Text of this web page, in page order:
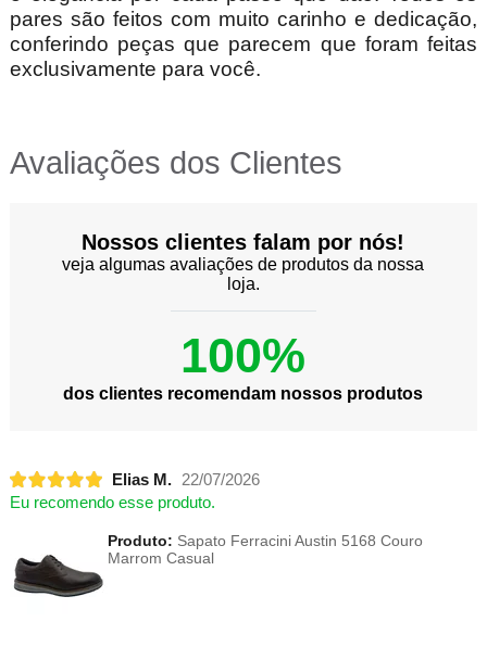
pares são feitos com muito carinho e dedicação,
conferindo peças que parecem que foram feitas
exclusivamente para você.
Avaliações dos Clientes
Nossos clientes falam por nós!
veja algumas avaliações de produtos da nossa
loja.
100%
dos clientes recomendam nossos produtos
Elias M.
22/07/2026
Eu recomendo esse produto.
Produto: Sapato Ferracini Austin 5168 Couro
Marrom Casual